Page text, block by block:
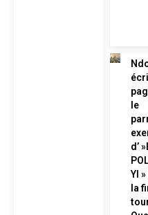
le
d’
YI
la